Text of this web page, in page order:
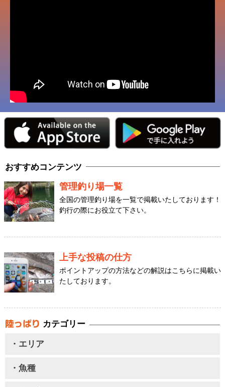
おすすめコンテンツ
管理釣り場一覧
全国の管理釣り場を一覧で掲載いたしております！
釣行の際にお役立て下さい。
上手な投稿の仕方
ポイントアップの方法などの解説はこちらに掲載い
たしております。
カテゴリー
・エリア
・魚種